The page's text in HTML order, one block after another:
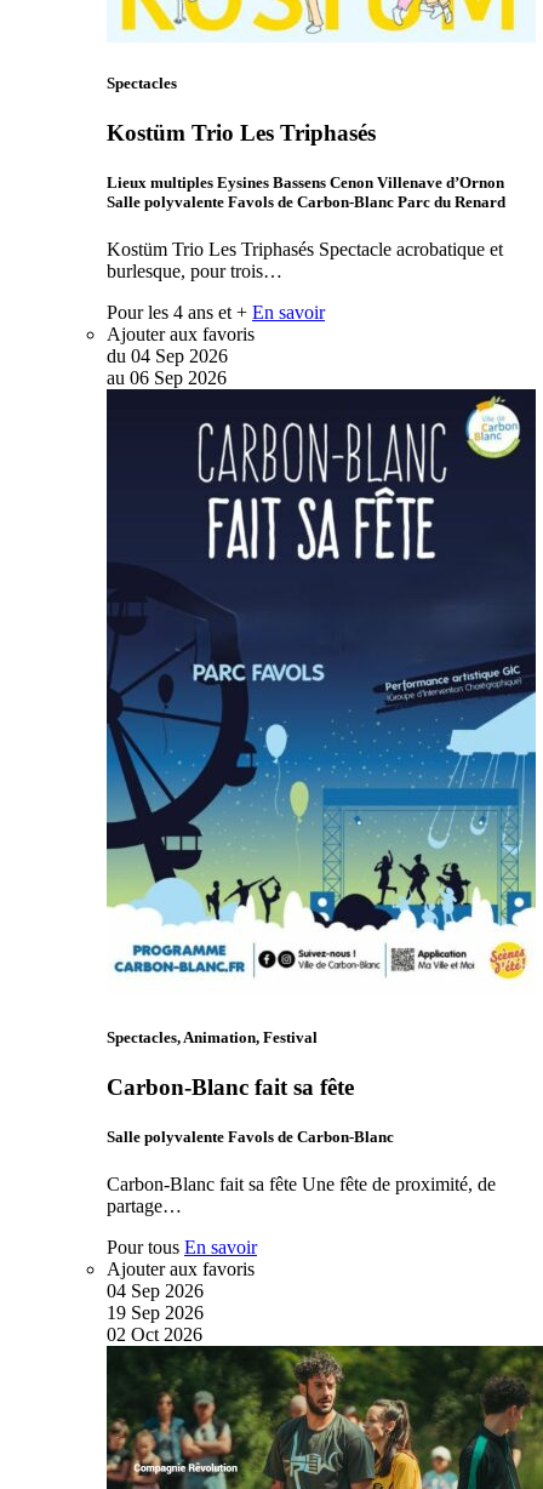
Spectacles
Kostüm Trio Les Triphasés
Lieux multiples Eysines Bassens Cenon Villenave d’Ornon
Salle polyvalente Favols de Carbon-Blanc Parc du Renard
Kostüm Trio Les Triphasés Spectacle acrobatique et
burlesque, pour trois…
Pour les 4 ans et + En savoir
Ajouter aux favoris
du 04 Sep 2026
au 06 Sep 2026
Spectacles, Animation, Festival
Carbon-Blanc fait sa fête
Salle polyvalente Favols de Carbon-Blanc
Carbon-Blanc fait sa fête Une fête de proximité, de
partage…
Pour tous En savoir
Ajouter aux favoris
04 Sep 2026
19 Sep 2026
02 Oct 2026